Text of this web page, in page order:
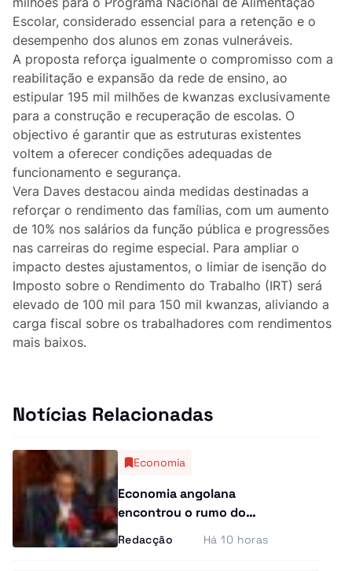
Vox Populi
Reportagem
Ensino Superior
Redes Sociais
Curiosidades
Entrevistas
Última Hora
Ensino Superior
Escolar, considerado essencial para a retenção e o
desempenho dos alunos em zonas vulneráveis.
A proposta reforça igualmente o compromisso com a
reabilitação e expansão da rede de ensino, ao
estipular 195 mil milhões de kwanzas exclusivamente
para a construção e recuperação de escolas. O
objectivo é garantir que as estruturas existentes
voltem a oferecer condições adequadas de
funcionamento e segurança.
Vera Daves destacou ainda medidas destinadas a
reforçar o rendimento das famílias, com um aumento
de 10% nos salários da função pública e progressões
nas carreiras do regime especial. Para ampliar o
impacto destes ajustamentos, o limiar de isenção do
Imposto sobre o Rendimento do Trabalho (IRT) será
elevado de 100 mil para 150 mil kwanzas, aliviando a
carga fiscal sobre os trabalhadores com rendimentos
mais baixos.
Notícias Relacionadas
Economia
Economia angolana
encontrou o rumo do
crescimento, garante
Lima Massano
Redacção Há 10 horas